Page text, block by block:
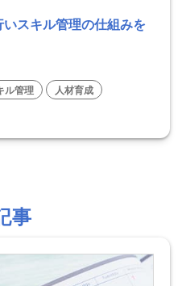
スキル管理の仕組みを
ル管理
人材育成
事